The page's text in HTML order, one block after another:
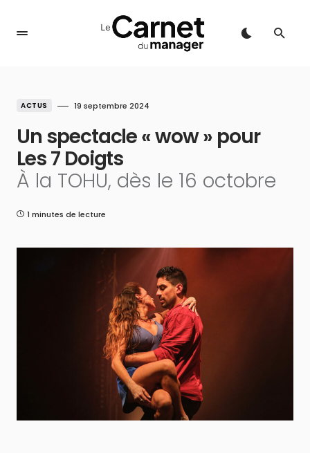
ACTUS 19 septembre 2024
Un spectacle « wow » pour
Les 7 Doigts
À la TOHU, dès le 16 octobre
1 minutes de lecture